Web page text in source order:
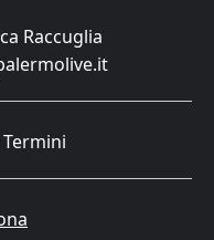
Raccuglia